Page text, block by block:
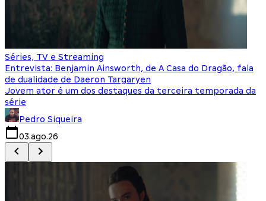
Séries, TV e Streaming
Entrevista: Benjamin Ainsworth, de A Casa do Dragão, fala
de dualidade de Daeron Targaryen
Jovem ator é um dos destaques da terceira temporada da
série
Pedro Siqueira
03.ago.26